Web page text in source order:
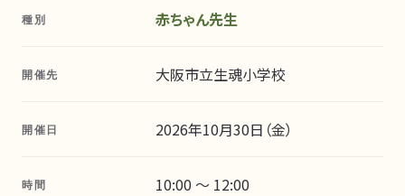
種別 赤ちゃん先生
開催先 大阪市立生魂小学校
開催日 2026年10月30日（金）
時間 10:00 〜 12:00